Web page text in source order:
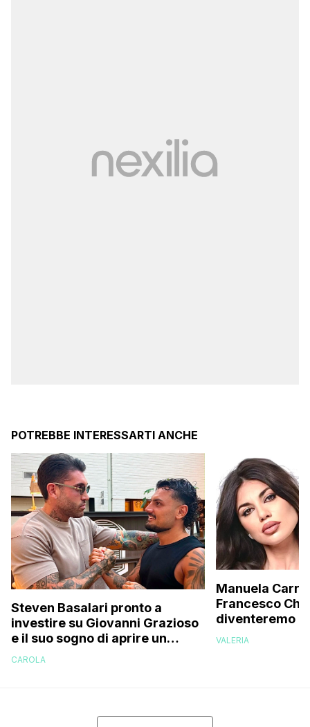
POTREBBE INTERESSARTI ANCHE
Steven Basalari pronto a
investire su Giovanni Grazioso
e il suo sogno di aprire un
locale: l’appello dell’ex
CAROLA
Manuela
Francesco
diventeremo
avanzata,
VALERIA